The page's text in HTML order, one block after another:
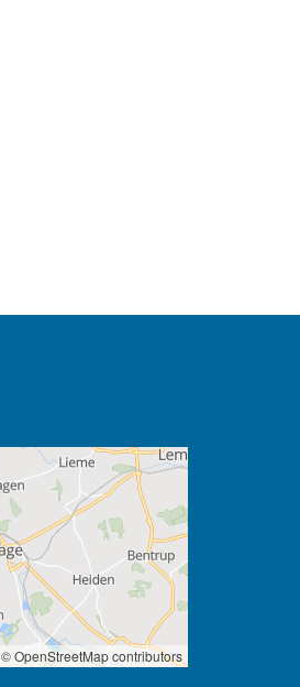
© OpenStreetMap contributors